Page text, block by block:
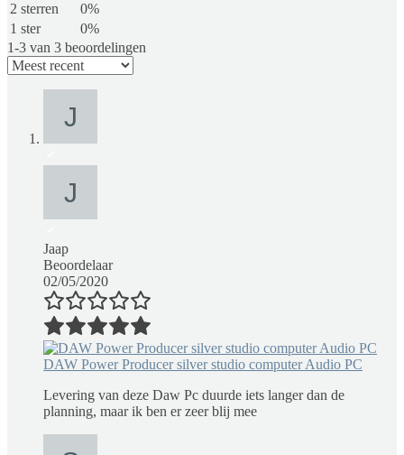
2 sterren
0%
1 ster
0%
1-3 van 3 beoordelingen
Jaap
Beoordelaar
02/05/2020
DAW Power Producer silver studio computer Audio PC
Levering van deze Daw Pc duurde iets langer dan de
planning, maar ik ben er zeer blij mee